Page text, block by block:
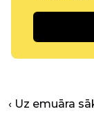
‹ Uz emuāra